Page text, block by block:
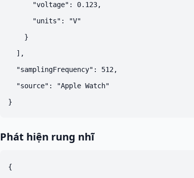
      "voltage": 0.123,
      "units": "V"
    }
  ],
  "samplingFrequency": 512,
  "source": "Apple Watch"
Phát hiện rung nhĩ
{